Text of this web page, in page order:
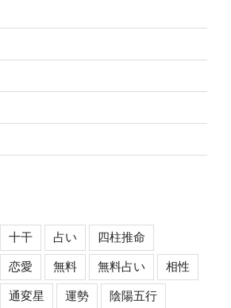
十干 占い 四柱推命
恋愛 無料 無料占い 相性
通変星 運勢 陰陽五行